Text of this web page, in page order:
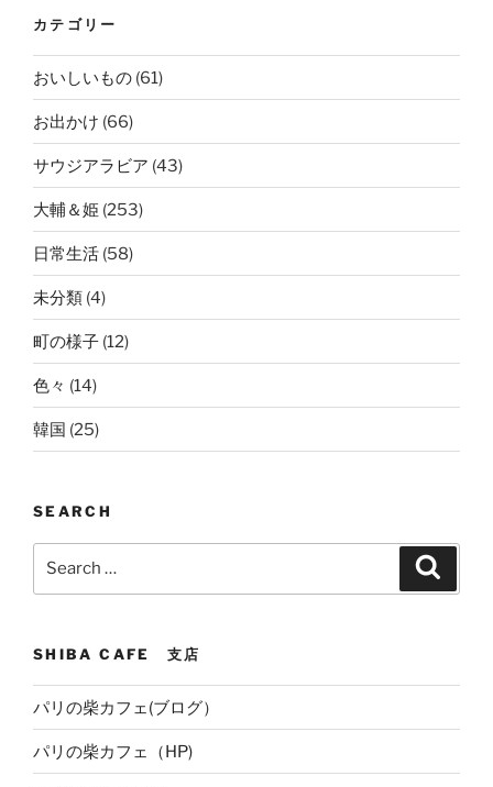
カテゴリー
おいしいもの (61)
お出かけ (66)
サウジアラビア (43)
大輔＆姫 (253)
日常生活 (58)
未分類 (4)
町の様子 (12)
色々 (14)
韓国 (25)
SEARCH
SHIBA CAFE 支店
パリの柴カフェ(ブログ）
パリの柴カフェ（HP)